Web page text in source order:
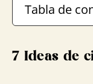
Tabla de
7 Ideas de